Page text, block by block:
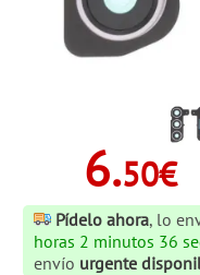
6.50€
Pídelo ahora, lo
horas 2 minutos 36
envío urgente